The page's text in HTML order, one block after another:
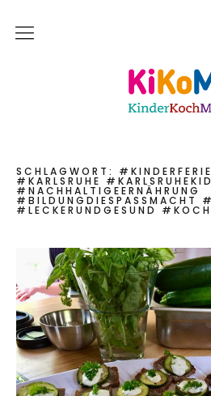
Kinderkochmobil KiKoMo
Start
Mein
Daher
Saisonal –
Wir sind “in-
Anerkannt als
Mein erstes
SCHLAGWORT:
#KARLSRUHE
#NACHHALTIGEERNÄHRUNG
#BILDUNGDIESPASSMACHT
#LECKERUNDGESUND